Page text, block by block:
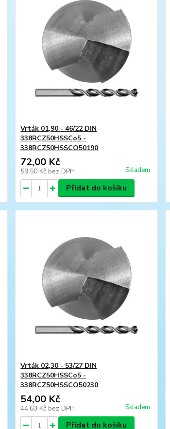
Vrták 01,90 - 46/22 DIN
338RCZ50HSSCo5 -
338RCZ50HSSCO50190
72,00 Kč
59,50 Kč bez DPH Skladem
Přidat do košíku
Vrták 02,30 - 53/27 DIN
338RCZ50HSSCo5 -
338RCZ50HSSCO50230
54,00 Kč
44,63 Kč bez DPH Skladem
Přidat do košíku